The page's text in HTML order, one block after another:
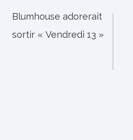
de
l’article
Blumhouse adorerait
sortir « Vendredi 13 »